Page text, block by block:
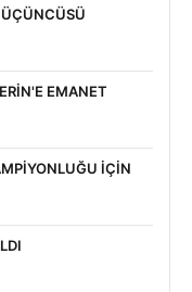
ÜÇÜNCÜSÜ
EMANET
İÇİN